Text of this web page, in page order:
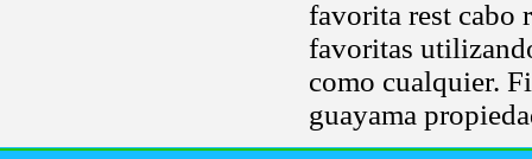
favorita rest cabo
favoritas
como cualquier.
guayama